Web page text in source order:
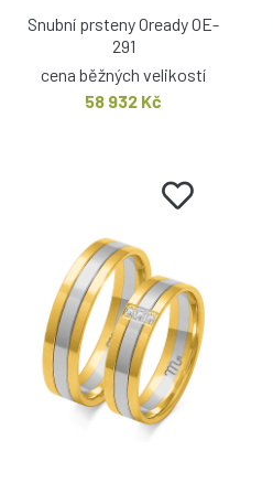
Snubní prsteny Oready OE-
291
cena běžných velikostí
58 932 Kč